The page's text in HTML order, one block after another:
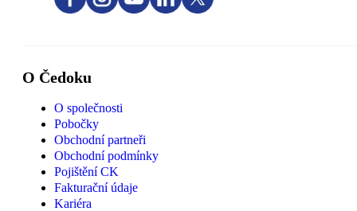
O Čedoku
O společnosti
Pobočky
Obchodní partneři
Obchodní podmínky
Pojištění CK
Fakturační údaje
Kariéra